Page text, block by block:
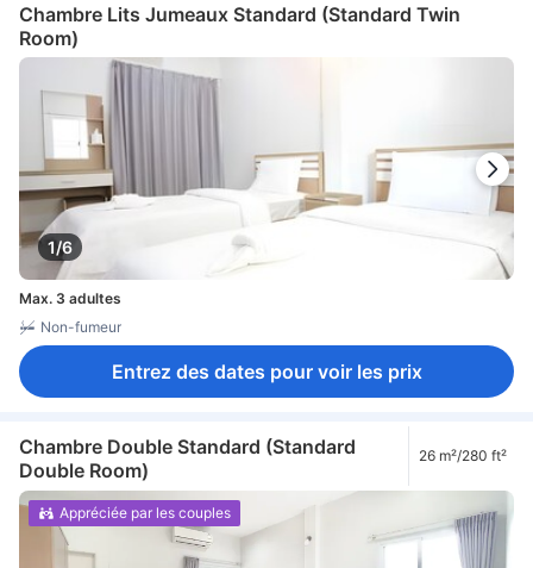
Chambre Lits Jumeaux Standard (Standard Twin
Room)
1/6
Max. 3 adultes
Non-fumeur
Entrez des dates pour voir les prix
Chambre Double Standard (Standard
Double Room)
26 m²/280 ft²
Appréciée par les couples